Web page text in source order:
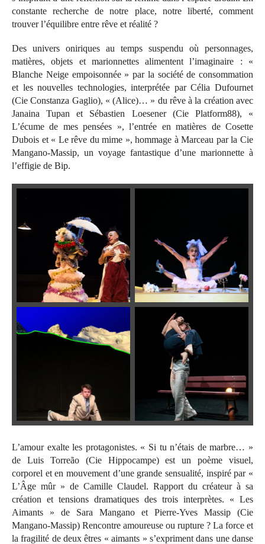
constante recherche de notre place, notre liberté, comment
trouver l’équilibre entre rêve et réalité ?
Des univers oniriques au temps suspendu où personnages,
matières, objets et marionnettes alimentent l’imaginaire : «
Blanche Neige empoisonnée » par la société de consommation
et les nouvelles technologies, interprétée par Célia Dufournet
(Cie Constanza Gaglio), « (Alice)… » du rêve à la création avec
Janaina Tupan et Sébastien Loesener (Cie Platform88), «
L’écume de mes pensées », l’entrée en matières de Cosette
Dubois et « Le rêve du mime », hommage à Marceau par la Cie
Mangano-Massip, un voyage fantastique d’une marionnette à
l’effigie de Bip.
L’amour exalte les protagonistes. « Si tu n’étais de marbre… »
de Luis Torreão (Cie Hippocampe) est un poème visuel,
corporel et en mouvement d’une grande sensualité, inspiré par «
L’Âge mûr » de Camille Claudel. Rapport du créateur à sa
création et tensions dramatiques des trois interprètes. « Les
Aimants » de Sara Mangano et Pierre-Yves Massip (Cie
Mangano-Massip) Rencontre amoureuse ou rupture ? La force et
la fragilité de deux êtres « aimants » s’expriment dans une danse